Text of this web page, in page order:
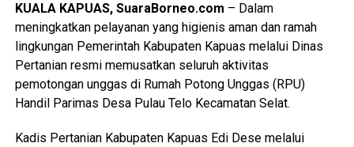
KUALA KAPUAS, SuaraBorneo.com – Dalam
meningkatkan pelayanan yang higienis aman dan ramah
lingkungan Pemerintah Kabupaten Kapuas melalui Dinas
Pertanian resmi memusatkan seluruh aktivitas
pemotongan unggas di Rumah Potong Unggas (RPU)
Handil Parimas Desa Pulau Telo Kecamatan Selat.
Kadis Pertanian Kabupaten Kapuas Edi Dese melalui